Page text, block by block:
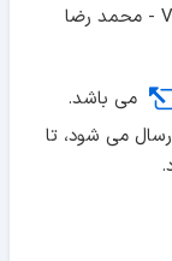
اسکناس 100 ریال کراواتی 1330 - تک - VF35 - محمد رضا
می باشد.
می شود، تا